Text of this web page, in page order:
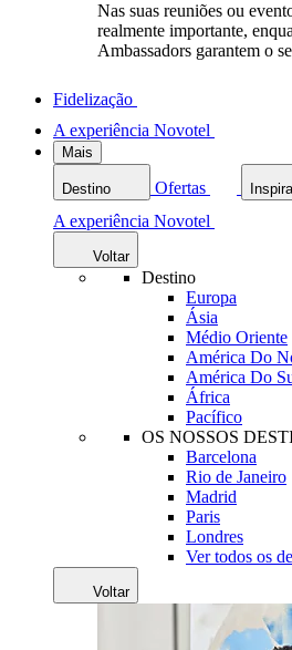
Nas suas reuniões ou
realmente importante,
Ambassadors garantem o
Fidelização
A experiência Novotel
Mais
Destino Ofertas
A experiência Novotel
Voltar
Destino
Europa
Ásia
Médio Oriente
América Do
América Do
África
Pacífico
OS NOSSOS
Barcelona
Rio de Janeiro
Madrid
Paris
Londres
Ver todos os
Voltar